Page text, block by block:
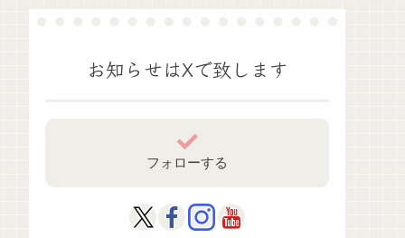
お知らせはXで致します
フォローする